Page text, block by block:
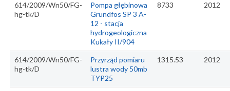
614/2009/Wn50/FG-
hg-tk/D
Pompa głębinowa
Grundfos SP 3 A-
12 - stacja
hydrogeologiczna
Kukały II/904
8733 2012
614/2009/Wn50/FG-
hg-tk/D
Przyrząd pomiaru
lustra wody 50mb
TYP25
1315.53 2012